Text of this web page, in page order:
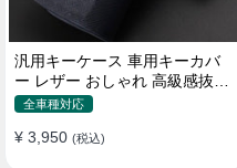
汎用キーケース 車用キーカバ
ー レザー おしゃれ 高級感抜群
ロゴオーダーメイド
全車種対応
¥ 3,950 (税込)